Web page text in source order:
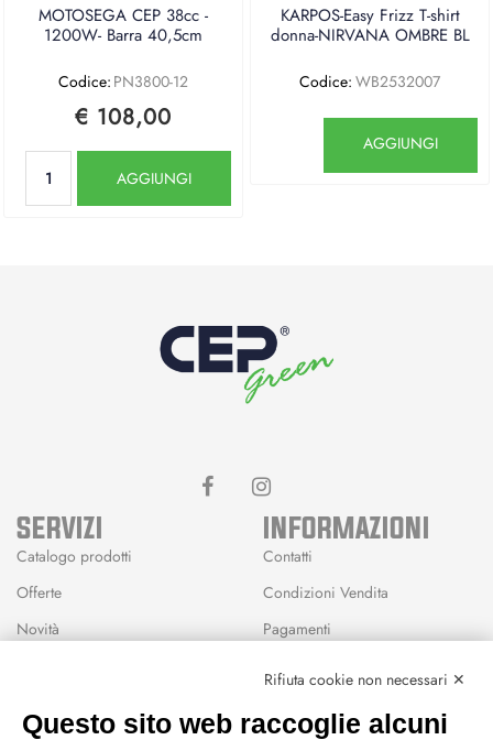
MOTOSEGA CEP 38cc -
1200W- Barra 40,5cm
Codice: PN3800-12
€ 108,00
AGGIUNGI
KARPOS-Easy Frizz T-shirt
donna-NIRVANA OMBRE BL
Codice: WB2532007
AGGIUNGI
SERVIZI
Catalogo prodotti
Offerte
Novità
INFORMAZIONI
Contatti
Condizioni Vendita
Pagamenti
Rifiuta cookie non necessari ✕
Questo sito web raccoglie alcuni